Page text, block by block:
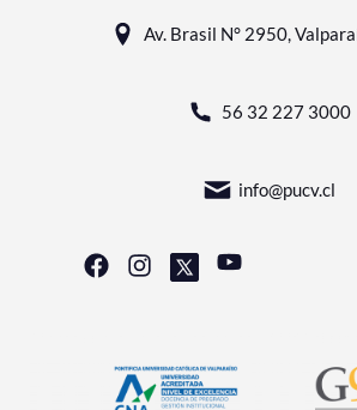
Av. Brasil N° 2950,
56 32 227 3000
info@pucv.cl